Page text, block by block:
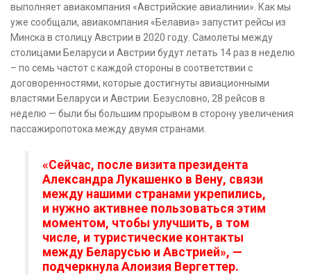
выполняет авиакомпания «Австрийские авиалинии». Как мы
уже сообщали, авиакомпания «Белавиа» запустит рейсы из
Минска в столицу Австрии в 2020 году. Самолеты между
столицами Беларуси и Австрии будут летать 14 раз в неделю
– по семь частот с каждой стороны в соответствии с
договоренностями, которые достигнуты авиационными
властями Беларуси и Австрии. Безусловно, 28 рейсов в
неделю — были бы большим прорывом в сторону увеличения
пассажиропотока между двумя странами.
«Сейчас, после визита президента
Александра Лукашенко в Вену, связи
между нашими странами укрепились,
и нужно активнее пользоваться этим
моментом, чтобы улучшить, в том
числе, и туристические контакты
между Беларусью и Австрией», —
подчеркнула Алоизия Вергеттер.